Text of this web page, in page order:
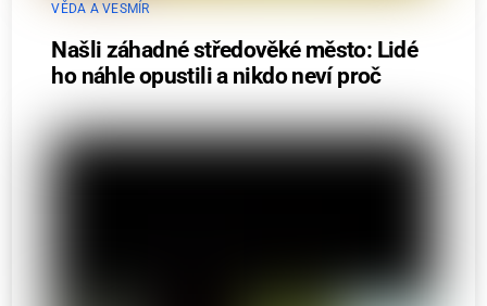
VĚDA A VESMÍR
Našli záhadné středověké město: Lidé
ho náhle opustili a nikdo neví proč